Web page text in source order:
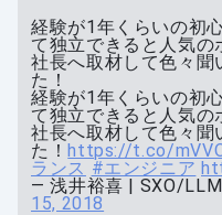
経験が1年くらいの初
て独立できると人気
社長へ取材して色々聞
た！
経験が1年くらいの初
て独立できると人気
社長へ取材して色々聞
た！https://t.co/
ランス #エンジニア
— 浅井裕喜 | SXO/
15, 2018